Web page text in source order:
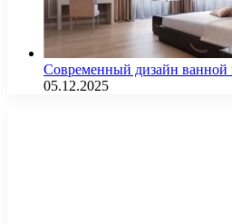
Современный дизайн ванной
05.12.2025